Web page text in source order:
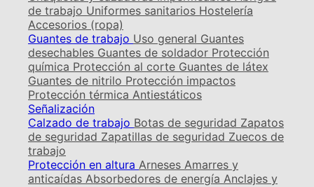
de trabajo Uniformes sanitarios Hostelería
Accesorios (ropa)
Guantes de trabajo Uso general Guantes
desechables Guantes de soldador Protección
química Protección al corte Guantes de látex
Guantes de nitrilo Protección impactos
Protección térmica Antiestáticos
Señalización
Calzado de trabajo Botas de seguridad Zapatos
de seguridad Zapatillas de seguridad Zuecos de
trabajo
Protección en altura Arneses Amarres y
anticaídas Absorbedores de energía Anclajes y